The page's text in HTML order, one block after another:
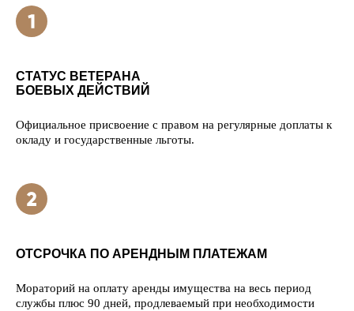
СТАТУС ВЕТЕРАНА
БОЕВЫХ ДЕЙСТВИЙ
Официальное присвоение с правом на регулярные доплаты к
окладу и государственные льготы.
ОТСРОЧКА ПО АРЕНДНЫМ ПЛАТЕЖАМ
Мораторий на оплату аренды имущества на весь период
службы плюс 90 дней, продлеваемый при необходимости